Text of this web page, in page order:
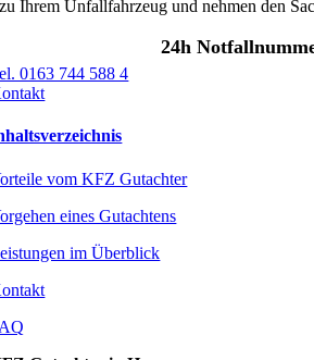
zu Ihrem Unfallfahrzeug und nehmen den
24h
0163 744 588 4
vom KFZ Gutachter
eines Gutachtens
im Überblick